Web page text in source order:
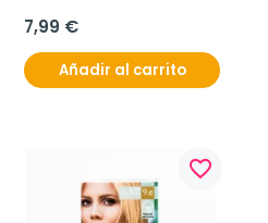
7,99 €
Añadir al carrito
favorite_border